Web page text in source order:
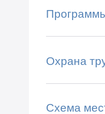
Охрана
Схема